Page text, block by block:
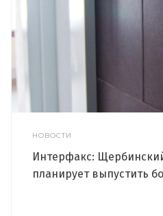
НОВОСТИ
Интерфакс:
планирует выпустить